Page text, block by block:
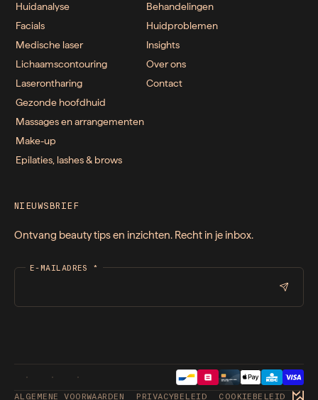
Huidanalyse
Facials
Medische laser
Lichaamscontouring
Laserontharing
Gezonde hoofdhuid
Massages en arrangementen
Make-up
Epilaties, lashes & brows
Behandelingen
Huidproblemen
Insights
Over ons
Contact
NIEUWSBRIEF
Ontvang beauty tips en inzichten. Recht in je inbox.
E-MAILADRES *
ALGEMENE VOORWAARDEN PRIVACYBELEID COOKIEBELEID